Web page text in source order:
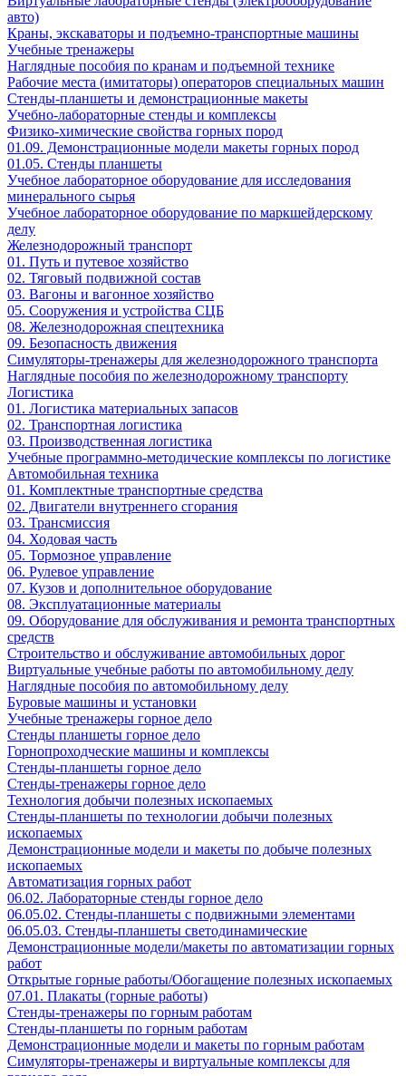
авто)
Краны, экскаваторы и подъемно-транспортные машины
Учебные тренажеры
Наглядные пособия по кранам и подъемной технике
Рабочие места (имитаторы) операторов специальных машин
Стенды-планшеты и демонстрационные макеты
Учебно-лабораторные стенды и комплексы
Физико-химические свойства горных пород
01.09. Демонстрационные модели макеты горных пород
01.05. Стенды планшеты
Учебное лабораторное оборудование для исследования
минерального сырья
Учебное лабораторное оборудование по маркшейдерскому
делу
Железнодорожный транспорт
01. Путь и путевое хозяйство
02. Тяговый подвижной состав
03. Вагоны и вагонное хозяйство
05. Сооружения и устройства СЦБ
08. Железнодорожная спецтехника
09. Безопасность движения
Симуляторы-тренажеры для железнодорожного транспорта
Наглядные пособия по железнодорожному транспорту
Логистика
01. Логистика материальных запасов
02. Транспортная логистика
03. Производственная логистика
Учебные программно-методические комплексы по логистике
Автомобильная техника
01. Комплектные транспортные средства
02. Двигатели внутреннего сгорания
03. Трансмиссия
04. Ходовая часть
05. Тормозное управление
06. Рулевое управление
07. Кузов и дополнительное оборудование
08. Эксплуатационные материалы
09. Оборудование для обслуживания и ремонта транспортных
средств
Строительство и обслуживание автомобильных дорог
Виртуальные учебные работы по автомобильному делу
Наглядные пособия по автомобильному делу
Буровые машины и установки
Учебные тренажеры горное дело
Стенды планшеты горное дело
Горнопроходческие машины и комплексы
Стенды-планшеты горное дело
Стенды-тренажеры горное дело
Технология добычи полезных ископаемых
Стенды-планшеты по технологии добычи полезных
ископаемых
Демонстрационные модели и макеты по добыче полезных
ископаемых
Автоматизация горных работ
06.02. Лабораторные стенды горное дело
06.05.02. Стенды-планшеты с подвижными элементами
06.05.03. Стенды-планшеты светодинамические
Демонстрационные модели/макеты по автоматизации горных
работ
Открытые горные работы/Обогащение полезных ископаемых
07.01. Плакаты (горные работы)
Стенды-тренажеры по горным работам
Стенды-планшеты по горным работам
Демонстрационные модели и макеты по горным работам
Симуляторы-тренажеры и виртуальные комплексы для